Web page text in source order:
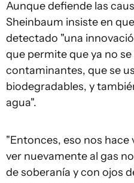
Aunque defiende las
Sheinbaum insiste en
detectado "una
que permite que ya no
contaminantes, que se
biodegradables, y
agua".
"Entonces, eso nos hace
ver nuevamente al gas
de soberanía y con ojos